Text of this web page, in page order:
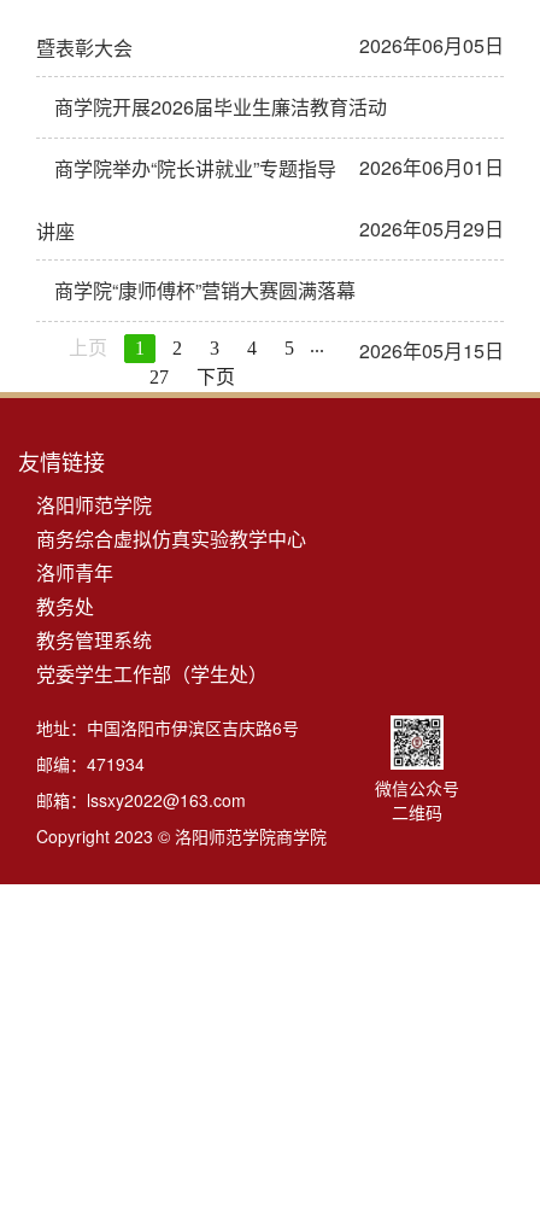
暨表彰大会 2026年06月05日
商学院开展2026届毕业生廉洁教育活动
2026年06月01日
商学院举办“院长讲就业”专题指导
讲座 2026年05月29日
商学院“康师傅杯”营销大赛圆满落幕
2026年05月15日
上页 1 2 3 4 5
...
27
下页
友情链接
洛阳师范学院
商务综合虚拟仿真实验教学中心
洛师青年
教务处
教务管理系统
党委学生工作部（学生处）
地址：中国洛阳市伊滨区吉庆路6号
邮编：471934
邮箱：lssxy2022@163.com
Copyright 2023 © 洛阳师范学院商学院
微信公众号
二维码